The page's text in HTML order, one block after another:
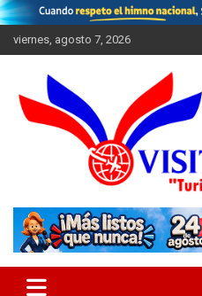
Saltar
al
contenido
viernes, agosto 7, 2026
Visitantes